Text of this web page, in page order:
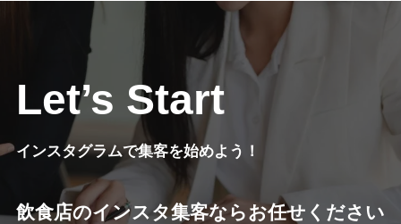
Let’s Start
インスタグラムで集客を始めよう！
飲食店のインスタ集客ならお任せください